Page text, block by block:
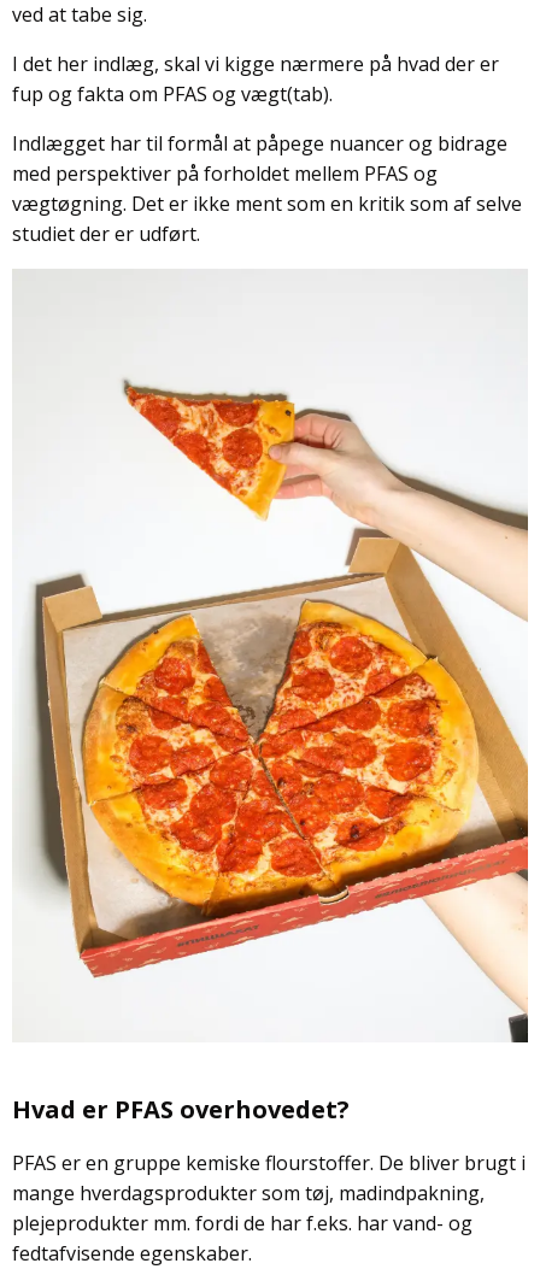
ved at tabe sig.
I det her indlæg, skal vi kigge nærmere på hvad der er
fup og fakta om PFAS og vægt(tab).
Indlægget har til formål at påpege nuancer og bidrage
med perspektiver på forholdet mellem PFAS og
vægtøgning. Det er ikke ment som en kritik som af selve
studiet der er udført.
Hvad er PFAS overhovedet?
PFAS er en gruppe kemiske flourstoffer. De bliver brugt i
mange hverdagsprodukter som tøj, madindpakning,
plejeprodukter mm. fordi de har f.eks. har vand- og
fedtafvisende egenskaber.